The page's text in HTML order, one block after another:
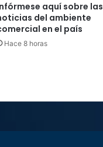
aquí sobre las
del ambiente
en el país
Hace 8 horas